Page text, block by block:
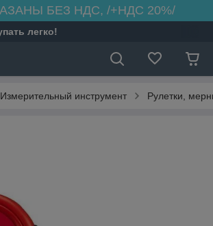
БЕЗ НДС, /+НДС 20%/
легко!
Измерительный инструмент Рулетки,